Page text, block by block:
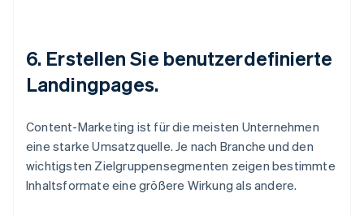
6. Erstellen Sie benutzerdefinierte
Landingpages.
Content-Marketing ist für die meisten Unternehmen
eine starke Umsatzquelle. Je nach Branche und den
wichtigsten Zielgruppensegmenten zeigen bestimmte
Inhaltsformate eine größere Wirkung als andere.